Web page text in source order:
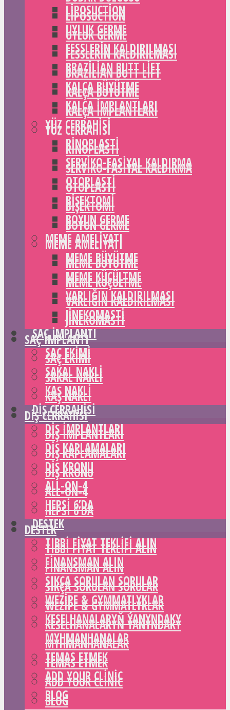
LIPOSUCTION
UYLUK GERME
FESSLERIN KALDIRILMASI
BRAZILIAN BUTT LIFT
KALÇA BÜYÜTME
KALÇA IMPLANTLARI
YÜZ CERRAHISI
RINOPLASTI
SERVIKO-FASIYAL KALDIRMA
OTOPLASTI
BIŞEKTOMI
BOYUN GERME
MEME AMELIYATI
MEME BÜYÜTME
MEME KÜÇÜLTME
VARLIĞIN KALDIRILMASI
JINEKOMASTI
SAÇ IMPLANTI
SAÇ EKIMI
SAKAL NAKLI
KAŞ NAKLI
DIŞ CERRAHISI
DIŞ IMPLANTLARI
DIŞ KAPLAMALARI
DIŞ KRONU
ALL-ON-4
HEPSI 6’DA
DESTEK
TIBBI FIYAT TEKLIFI ALIN
FINANSMAN ALIN
SIKÇA SORULAN SORULAR
WEZIPE & GYMMATLYKLAR
KESELHANALARYŇ ÝANYNDAKY
MYHMANHANALAR
TEMAS ETMEK
ADD YOUR CLINIC
BLOG
LIPOSUCTION
UYLUK GERME
FESSLERIN KALDIRILMASI
BRAZILIAN BUTT LIFT
KALÇA BÜYÜTME
KALÇA IMPLANTLARI
YÜZ CERRAHISI
RINOPLASTI
SERVIKO-FASIYAL KALDIRMA
OTOPLASTI
BIŞEKTOMI
BOYUN GERME
MEME AMELIYATI
MEME BÜYÜTME
MEME KÜÇÜLTME
VARLIĞIN KALDIRILMASI
JINEKOMASTI
SAÇ IMPLANTI
SAÇ EKIMI
SAKAL NAKLI
KAŞ NAKLI
DIŞ CERRAHISI
DIŞ IMPLANTLARI
DIŞ KAPLAMALARI
DIŞ KRONU
ALL-ON-4
HEPSI 6’DA
DESTEK
TIBBI FIYAT TEKLIFI ALIN
FINANSMAN ALIN
SIKÇA SORULAN SORULAR
WEZIPE & GYMMATLYKLAR
KESELHANALARYŇ ÝANYNDAKY
MYHMANHANALAR
TEMAS ETMEK
ADD YOUR CLINIC
BLOG